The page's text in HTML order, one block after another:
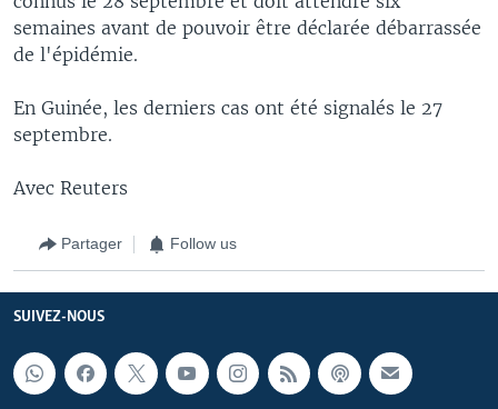
semaines avant de pouvoir être déclarée débarrassée
de l'épidémie.
En Guinée, les derniers cas ont été signalés le 27
septembre.
Avec Reuters
Partager Follow us
SUIVEZ-NOUS